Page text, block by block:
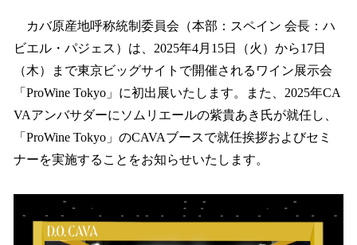
！
数
読
み
込
み
中
で
カバ原産地呼称統制委員会（本部：スペイン 会長：ハ
ビエル・パジェス）は、2025年4月15日（火）から17日
（木）まで東京ビッグサイトで開催されるワイン展示会
「ProWine Tokyo」に初出展いたします。また、2025年CA
VAアンバサダーにソムリエールの紫貴あき氏が就任し、
「ProWine Tokyo」のCAVAブースで就任挨拶およびセミ
ナーを実施することをお知らせいたします。